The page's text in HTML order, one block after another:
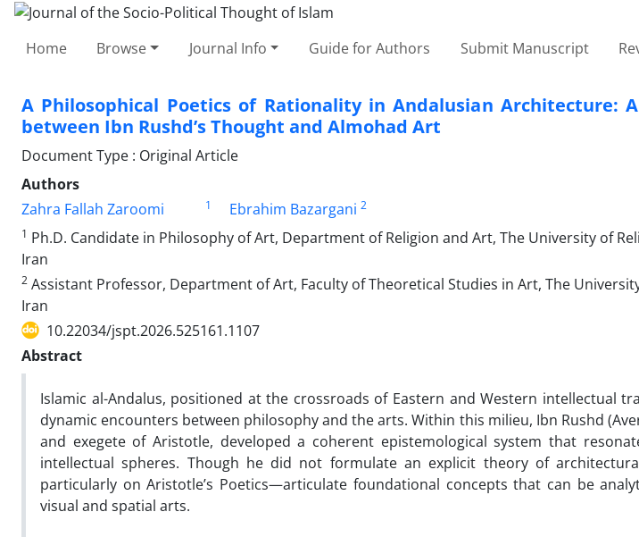
Home Browse Journal Info Guide for Authors Submit Manuscript
A Philosophical Poetics of Rationality in Andalusian Architecture:
between Ibn Rushd’s Thought and Almohad Art
Document Type : Original Article
Authors
Zahra Fallah Zaroomi
1 Ebrahim Bazargani 2
1 Ph.D. Candidate in Philosophy of Art, Department of Religion and Art, The University of
Iran
2 Assistant Professor, Department of Art, Faculty of Theoretical Studies in Art, The
Iran
10.22034/jspt.2026.525161.1107
Abstract
Islamic al-Andalus, positioned at the crossroads of Eastern and Western intellectual
dynamic encounters between philosophy and the arts. Within this milieu, Ibn Rushd
and exegete of Aristotle, developed a coherent epistemological system that
intellectual spheres. Though he did not formulate an explicit theory of
particularly on Aristotle’s Poetics—articulate foundational concepts that can be
visual and spatial arts.